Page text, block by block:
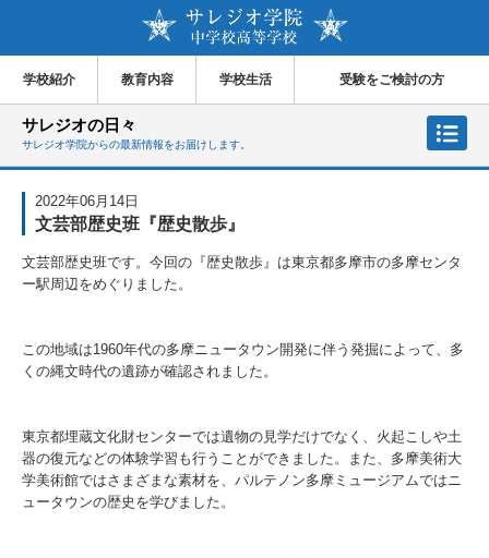
学校紹介 教育内容 学校生活 受験をご検討の方
サレジオの日々
サレジオ学院からの最新情報をお届けします。
2022年06月14日
文芸部歴史班『歴史散歩』
文芸部歴史班です。今回の『歴史散歩』は東京都多摩市の多摩センタ
ー駅周辺をめぐりました。
この地域は1960年代の多摩ニュータウン開発に伴う発掘によって、多
くの縄文時代の遺跡が確認されました。
東京都埋蔵文化財センターでは遺物の見学だけでなく、火起こしや土
器の復元などの体験学習も行うことができました。また、多摩美術大
学美術館ではさまざまな素材を、パルテノン多摩ミュージアムではニ
ュータウンの歴史を学びました。